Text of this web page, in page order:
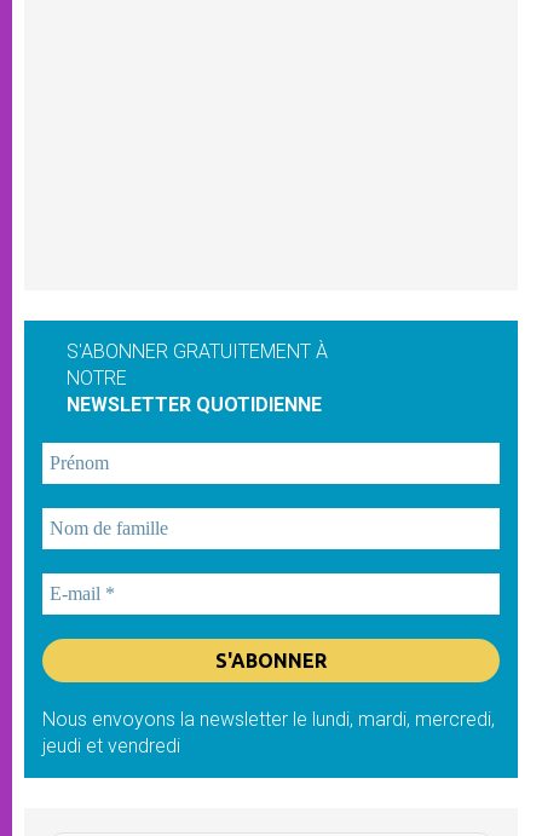
S'ABONNER GRATUITEMENT À
NOTRE
NEWSLETTER QUOTIDIENNE
Nous envoyons la newsletter le lundi, mardi, mercredi,
jeudi et vendredi